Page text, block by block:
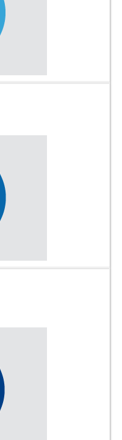
bomberos e
Activos de las
todos los miembros
Directivas de las